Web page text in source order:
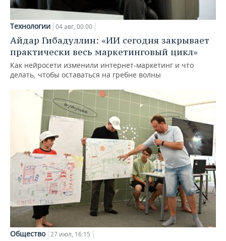
Технологии 04 авг, 00:00
Айдар Гибадуллин: «ИИ сегодня закрывает
практически весь маркетинговый цикл»
Как нейросети изменили интернет-маркетинг и что
делать, чтобы оставаться на гребне волны
Общество 27 июл, 16:15